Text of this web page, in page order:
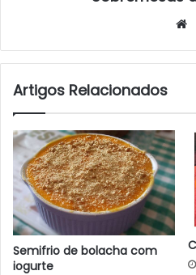
Artigos Relacionados
Semifrio de bolacha com
iogurte